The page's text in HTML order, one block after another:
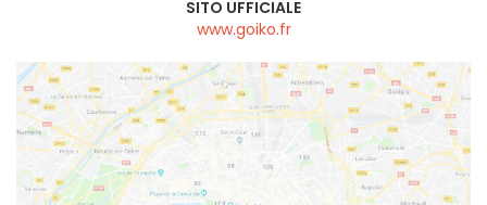
SITO UFFICIALE
www.goiko.fr